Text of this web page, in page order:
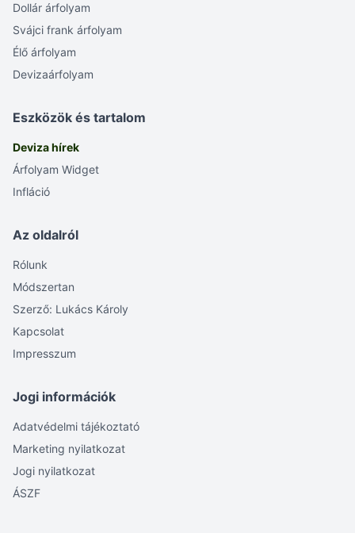
Dollár árfolyam
Svájci frank árfolyam
Élő árfolyam
Devizaárfolyam
Eszközök és tartalom
Deviza hírek
Árfolyam Widget
Infláció
Az oldalról
Rólunk
Módszertan
Szerző: Lukács Károly
Kapcsolat
Impresszum
Jogi információk
Adatvédelmi tájékoztató
Marketing nyilatkozat
Jogi nyilatkozat
ÁSZF